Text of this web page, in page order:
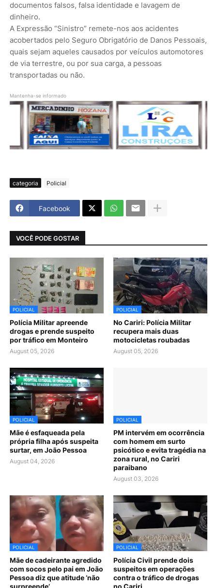
documentos falsos, falsa identidade e lavagem de
dinheiro.
A Expressão “Sinistro” remete-nos aos acidentes
acobertados pelo Seguro Obrigatório de Danos Pessoais,
quais sejam aqueles causados por veículos automotores
de via terrestre, ou por sua carga, a pessoas
transportadas ou não.
Mantenha-se informado
categoria Policial
Facebook
VOCÊ PODE GOSTAR
POLICIAL
Polícia Militar apreende
drogas e prende suspeito
por tráfico em Monteiro
August 05, 2026
POLICIAL
No Cariri: Polícia Militar
recupera mais duas
motocicletas roubadas
August 05, 2026
POLICIAL
Mãe é esfaqueada pela
própria filha após suspeita
surtar, em João Pessoa
August 04, 2026
POLICIAL
PM intervém em ocorrência
com homem em surto
psicótico e evita tragédia na
zona rural, no Cariri
paraibano
August 03, 2026
POLICIAL
Mãe de cadeirante agredido
com socos pelo pai em João
Pessoa diz que atitude ‘não
POLICIAL
Polícia Civil prende dois
suspeitos em operações
contra o tráfico de drogas